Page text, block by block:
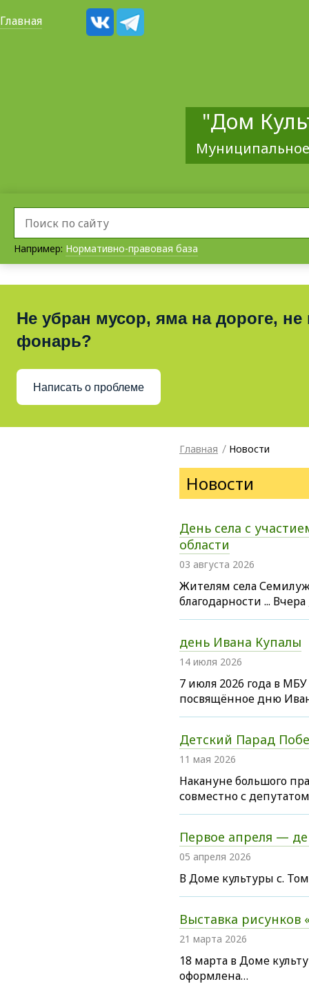
Главная
"Дом
Например: Нормативно-правовая база
Не убран мусор, яма на дороге, не
фонарь?
Написать о проблеме
Главная Новости
Новости
День села с
области
03 августа 2026
Жителям села
благодарности ... Вчера
день Ивана Купалы
14 июля 2026
7 июля 2026 года в
посвящённое дню
Детский Парад
11 мая 2026
Накануне большого
совместно с
Первое апреля —
05 апреля 2026
В Доме культуры с.
Выставка
21 марта 2026
18 марта в Доме
оформлена…